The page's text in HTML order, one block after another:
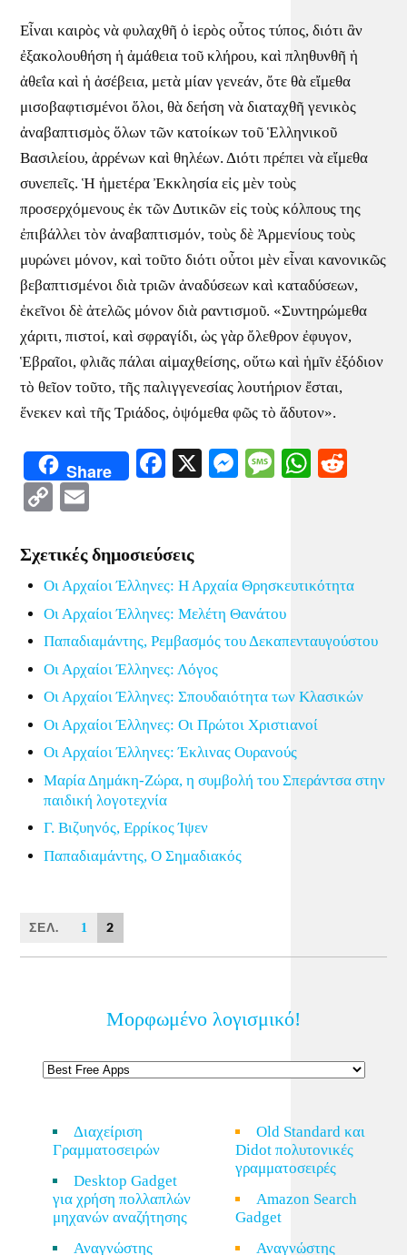
Εἶναι καιρὸς νὰ φυλαχθῆ ὁ ἱερὸς οὖτος τύπος, διότι ἂν
ἐξακολουθήση ἡ ἀμάθεια τοῦ κλήρου, καὶ πληθυνθῆ ἡ
ἀθεΐα καὶ ἡ ἀσέβεια, μετὰ μίαν γενεάν, ὄτε θὰ εἴμεθα
μισοβαφτισμένοι ὅλοι, θὰ δεήση νὰ διαταχθῆ γενικὸς
ἀναβαπτισμὸς ὅλων τῶν κατοίκων τοῦ Ἑλληνικοῦ
Βασιλείου, ἀρρένων καὶ θηλέων. Διότι πρέπει νὰ εἴμεθα
συνεπεῖς. Ἡ ἡμετέρα Ἐκκλησία εἰς μὲν τοὺς
προσερχόμενους ἐκ τῶν Δυτικῶν εἰς τοὺς κόλπους της
ἐπιβάλλει τὸν ἀναβαπτισμόν, τοὺς δὲ Ἀρμενίους τοὺς
μυρώνει μόνον, καὶ τοῦτο διότι οὖτοι μὲν εἶναι κανονικῶς
βεβαπτισμένοι διὰ τριῶν ἀναδύσεων καὶ καταδύσεων,
ἐκεῖνοι δὲ ἀτελῶς μόνον διὰ ραντισμοῦ. «Συντηρώμεθα
χάριτι, πιστοί, καὶ σφραγίδι, ὡς γὰρ ὄλεθρον ἐφυγον,
Ἑβραῖοι, φλιᾶς πάλαι αἱμαχθείσης, οὕτω καὶ ἡμῖν ἐξόδιον
τὸ θεῖον τοῦτο, τῆς παλιγγενεσίας λουτήριον ἔσται,
ἕνεκεν καὶ τῆς Τριάδος, ὀψόμεθα φῶς τὸ ἄδυτον».
Share Facebook
X Messenger
Message
Copy
Σχετικές δημοσιεύσεις
Οι Αρχαίοι Έλληνες: Η Αρχαία Θρησκευτικότητα
Οι Αρχαίοι Έλληνες: Μελέτη Θανάτου
Παπαδιαμάντης, Ρεμβασμός του Δεκαπενταυγούστου
Οι Αρχαίοι Έλληνες: Λόγος
Οι Αρχαίοι Έλληνες: Σπουδαιότητα των Κλασικών
Οι Αρχαίοι Έλληνες: Οι Πρώτοι Χριστιανοί
Οι Αρχαίοι Έλληνες: Έκλινας Ουρανούς
Μαρία Δημάκη-Ζώρα, η συμβολή του Σπεράντσα στην
παιδική λογοτεχνία
Γ. Βιζυηνός, Ερρίκος Ίψεν
Παπαδιαμάντης, Ο Σημαδιακός
ΣΕΛ. 1 2
Μορφωμένο λογισμικό!
Διαχείριση
Γραμματοσειρών
Desktop Gadget
για χρήση πολλαπλών
μηχανών αναζήτησης
Αναγνώστης
Old Standard και
Didot πολυτονικές
γραμματοσειρές
Amazon Search
Gadget
Αναγνώστης